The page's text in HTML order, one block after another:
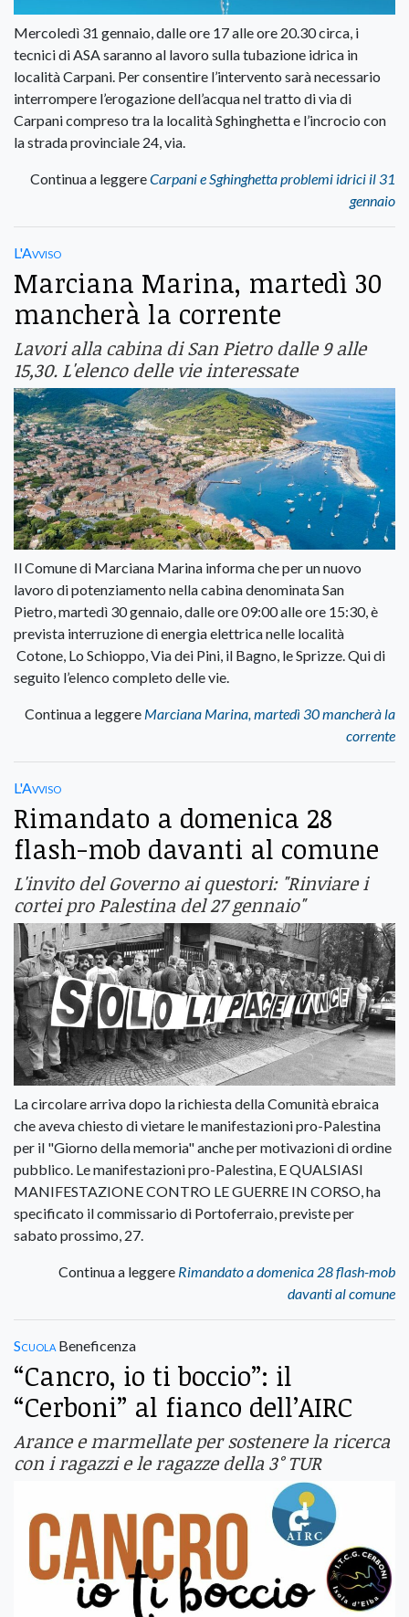
Mercoledì 31 gennaio, dalle ore 17 alle ore 20.30 circa, i
tecnici di ASA saranno al lavoro sulla tubazione idrica in
località Carpani. Per consentire l’intervento sarà necessario
interrompere l’erogazione dell’acqua nel tratto di via di
Carpani compreso tra la località Sghinghetta e l’incrocio con
la strada provinciale 24, via.
Continua a leggereCarpani e Sghinghetta problemi idrici il 31
gennaio
L'Avviso
Marciana Marina, martedì 30
mancherà la corrente
Lavori alla cabina di San Pietro dalle 9 alle
15,30. L'elenco delle vie interessate
Il Comune di Marciana Marina informa che per un nuovo
lavoro di potenziamento nella cabina denominata San
Pietro, martedì 30 gennaio, dalle ore 09:00 alle ore 15:30, è
prevista interruzione di energia elettrica nelle località
Cotone, Lo Schioppo, Via dei Pini, il Bagno, le Sprizze. Qui di
seguito l’elenco completo delle vie.
Continua a leggere Marciana Marina, martedì 30 mancherà la
corrente
L'Avviso
Rimandato a domenica 28
flash-mob davanti al comune
L'invito del Governo ai questori: "Rinviare i
cortei pro Palestina del 27 gennaio"
La circolare arriva dopo la richiesta della Comunità ebraica
che aveva chiesto di vietare le manifestazioni pro-Palestina
per il "Giorno della memoria" anche per motivazioni di ordine
pubblico. Le manifestazioni pro-Palestina, E QUALSIASI
MANIFESTAZIONE CONTRO LE GUERRE IN CORSO, ha
specificato il commissario di Portoferraio, previste per
sabato prossimo, 27.
Continua a leggere Rimandato a domenica 28 flash-mob
davanti al comune
Scuola Beneficenza
“Cancro, io ti boccio”: il
“Cerboni” al fianco dell’AIRC
Arance e marmellate per sostenere la ricerca
con i ragazzi e le ragazze della 3° TUR